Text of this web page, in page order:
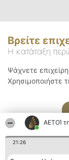
ΑΕΤΟΊ
21:26
Βρείτε
Η κατάταξη
Ψάχνετε
Χρησιμοποιήστε